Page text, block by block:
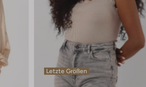
Letzte Größen